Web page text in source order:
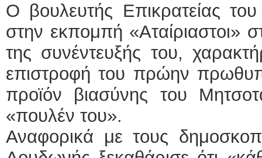
Ο βουλευτής Επικρατείας
στην εκπομπή «Αταίριαστοι»
της συνέντευξής του,
επιστροφή του πρώην
προϊόν βιασύνης του
«πουλέν του».
Αναφορικά με τους